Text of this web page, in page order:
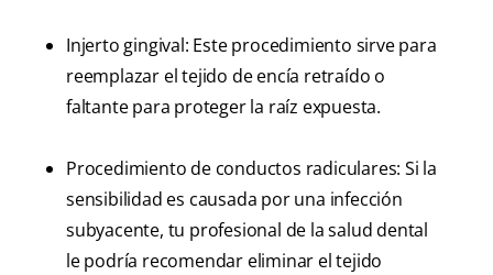
Injerto gingival: Este procedimiento sirve para
reemplazar el tejido de encía retraído o
faltante para proteger la raíz expuesta.
Procedimiento de conductos radiculares: Si la
sensibilidad es causada por una infección
subyacente, tu profesional de la salud dental
le podría recomendar eliminar el tejido